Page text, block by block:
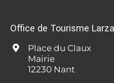
Office de Tourisme
Place du Claux
Mairie
12230 Nant